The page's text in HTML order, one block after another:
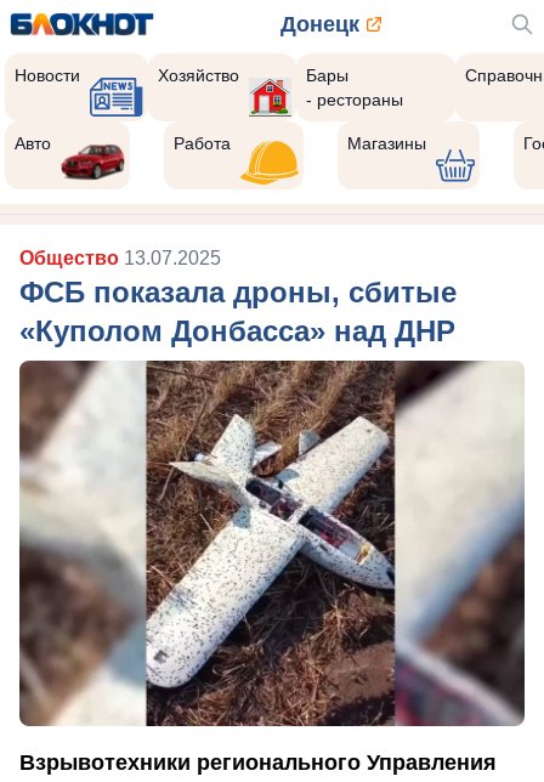
Донецк
Новости Хозяйство
Бары
- рестораны
Авто Работа Магазины
Общество 13.07.2025
ФСБ показала дроны, сбитые
«Куполом Донбасса» над ДНР
Взрывотехники регионального Управления